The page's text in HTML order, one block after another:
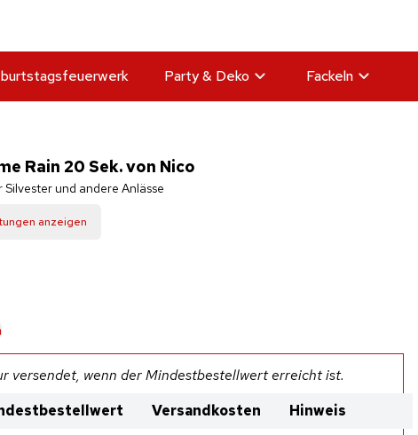
Party & Deko Fackeln
Rain 20 Sek. von Nico
Silvester und andere Anlässe
anzeigen
versendet, wenn der Mindestbestellwert erreicht ist.
Versandkosten
Hinweis